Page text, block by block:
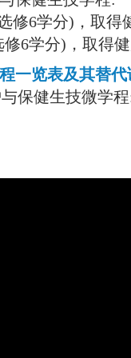
修6学分)，取得
6学分)，取得
一览表及其替
保健生技微学程